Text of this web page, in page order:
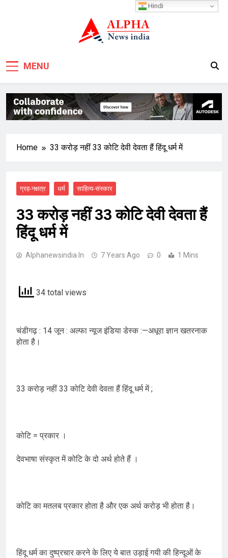
MENU
Home 33 करोड़ नहीं 33 कोटि देवी देवता हैं हिंदू धर्म में
ग्रह-नक्षत्र धर्म साहित्य-संस्कार
33 करोड़ नहीं 33 कोटि देवी देवता हैं
हिंदू धर्म में
Alphanewsindia.in 7 Years Ago 0 1 Mins
34 total views
चंडीगढ़ : 14 जून : अल्फा न्यूज इंडिया डेस्क :—अधूरा ज्ञान खतरनाक
होता है।
33 करोड़ नहीं 33 कोटि देवी देवता हैं हिंदू धर्म में ;
कोटि = प्रकार ।
देवभाषा संस्कृत में कोटि के दो अर्थ होते हैं ।
कोटि का मतलब प्रकार होता है और एक अर्थ करोड़ भी होता है।
हिंदू धर्म का दुष्प्रचार करने के लिए ये बात उड़ाई गयी की हिन्दूओं के
Hindi